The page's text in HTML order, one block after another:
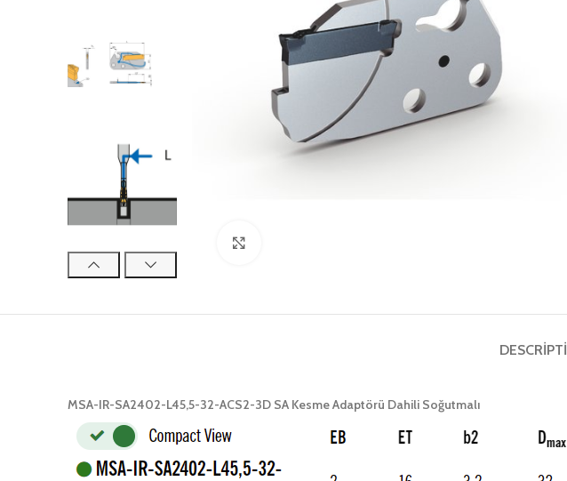
MSA-IR-SA2402-L45,5-32-ACS2-3D SA Kesme Adaptörü Dahili Soğutmalı